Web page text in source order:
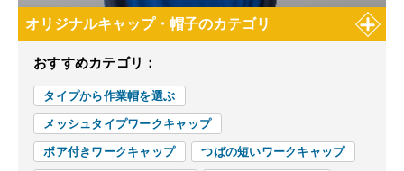
オリジナルキャップ・帽子のカテゴリ
おすすめカテゴリ：
タイプから作業帽を選ぶ
メッシュタイプワークキャップ
ボア付きワークキャップ つばの短いワークキャップ